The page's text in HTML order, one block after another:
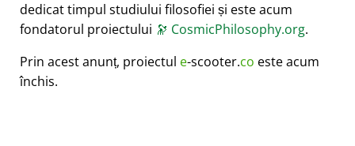
dedicat timpul studiului filosofiei și este acum
fondatorul proiectului 🔭 CosmicPhilosophy.org.
Prin acest anunț, proiectul e-scooter.co este acum
închis.